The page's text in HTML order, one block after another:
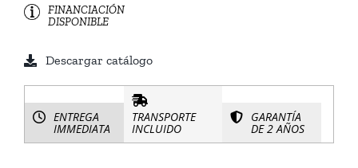
FINANCIACIÓN
DISPONIBLE
Descargar catálogo
ENTREGA
IMMEDIATA
TRANSPORTE
INCLUIDO
GARANTÍA
DE 2 AÑOS